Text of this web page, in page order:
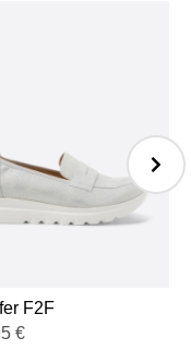
F2F
€